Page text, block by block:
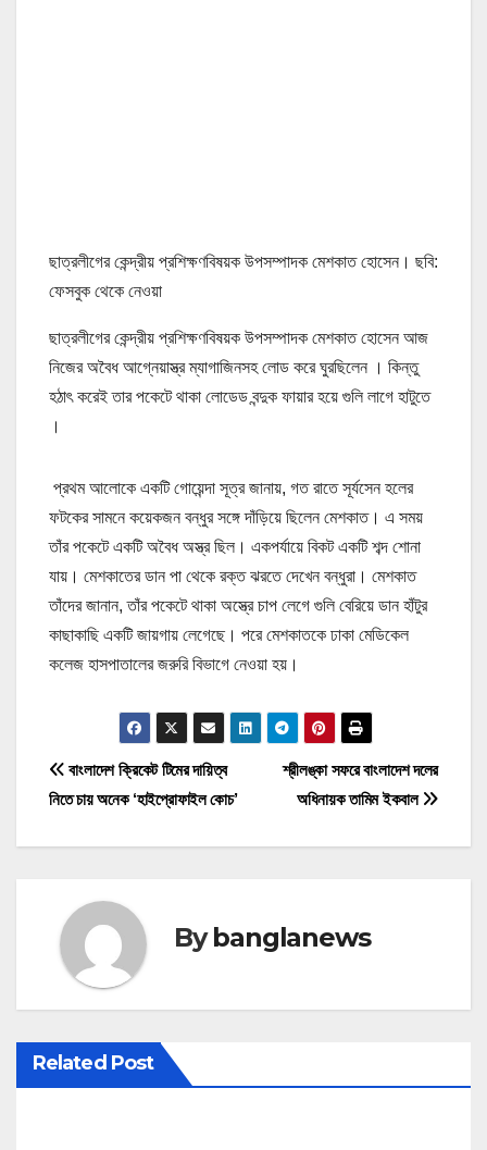
ছাত্রলীগের কেন্দ্রীয় প্রশিক্ষণবিষয়ক উপসম্পাদক মেশকাত হোসেন। ছবি:
ফেসবুক থেকে নেওয়া
ছাত্রলীগের কেন্দ্রীয় প্রশিক্ষণবিষয়ক উপসম্পাদক মেশকাত হোসেন আজ
নিজের অবৈধ আগ্নেয়াস্ত্র ম্যাগাজিনসহ লোড করে ঘুরছিলেন । কিন্তু
হঠাৎ করেই তার পকেটে থাকা লোডেড বন্দুক ফায়ার হয়ে গুলি লাগে হাটুতে
।
প্রথম আলোকে একটি গোয়েন্দা সূত্র জানায়, গত রাতে সূর্যসেন হলের
ফটকের সামনে কয়েকজন বন্ধুর সঙ্গে দাঁড়িয়ে ছিলেন মেশকাত। এ সময়
তাঁর পকেটে একটি অবৈধ অস্ত্র ছিল। একপর্যায়ে বিকট একটি শব্দ শোনা
যায়। মেশকাতের ডান পা থেকে রক্ত ঝরতে দেখেন বন্ধুরা। মেশকাত
তাঁদের জানান, তাঁর পকেটে থাকা অস্ত্রে চাপ লেগে গুলি বেরিয়ে ডান হাঁটুর
কাছাকাছি একটি জায়গায় লেগেছে। পরে মেশকাতকে ঢাকা মেডিকেল
কলেজ হাসপাতালের জরুরি বিভাগে নেওয়া হয়।
P
n
a
v
i
শ্রীলঙ্কা সফরে বাংলাদেশ দলের
অধিনায়ক তামিম ইকবাল
বাংলাদেশ ক্রিকেট টিমের দায়িত্ব
নিতে চায় অনেক ‘হাইপ্রোফাইল কোচ’
Bybanglanews
Related Post